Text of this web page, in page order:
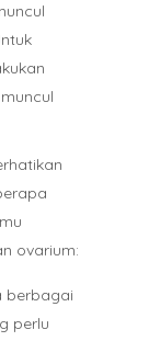
ovarium:
berbagai
perlu